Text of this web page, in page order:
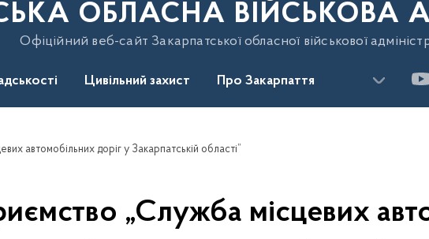
ОБЛАСНА ВІЙСЬКОВА
Офіційний веб-сайт Закарпатської обласної військової
Цивільний захист Про Закарпаття
автомобільних доріг у Закарпатській області”
„Служба місцевих